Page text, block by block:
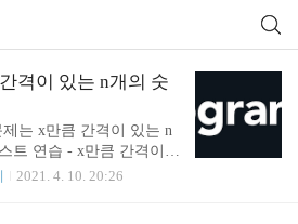
로그래머스 (127)
격이 있는 n개의 숫
는 x만큼 간격이 있는 n
트 연습 - x만큼 간격이
은 정수 x와 자연수 n을
2021. 4. 10. 20:26